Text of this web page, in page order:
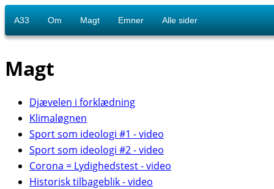
A33 Om Magt Emner Alle sider
Magt
Djævelen i forklædning
Klimaløgnen
Sport som ideologi #1 - video
Sport som ideologi #2 - video
Corona = Lydighedstest - video
Historisk tilbageblik - video